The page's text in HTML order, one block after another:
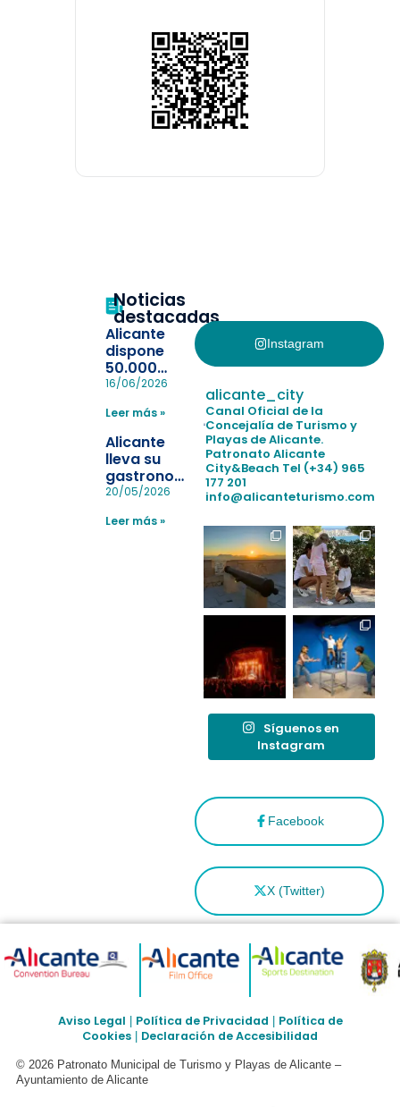
Noticias
destacadas
Alicante
dispone
50.000
pulseras
la
pérdida de niños
en las
playas y
realiza con
éxito un
simulacro de socorrismo
16/06/2026
Leer más »
Alicante
lleva su
gastronomía
a Madrid
reforzar el
20/05/2026
Leer más »
Instagram
Facebook
X (Twitter)
alicante_city
Canal Oficial de la
Concejalía de Turismo y
Playas de Alicante.
Patronato Alicante
City&Beach Tel (+34) 965
177 201
info@alicanteturismo.com
Síguenos en
Instagram
Aviso Legal Política de Privacidad
Política de
Cookies
Declaración de Accesibilidad
© 2026 Patronato Municipal de Turismo y Playas de Alicante –
Ayuntamiento de Alicante